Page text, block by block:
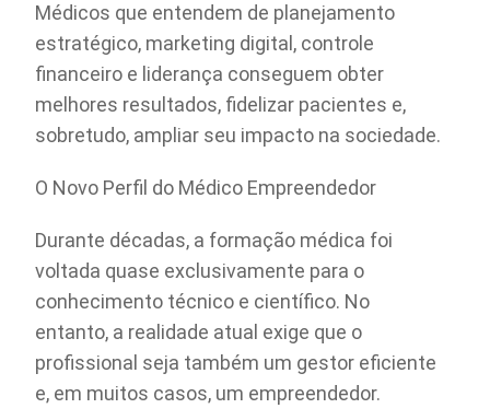
Médicos que entendem de planejamento
estratégico, marketing digital, controle
financeiro e liderança conseguem obter
melhores resultados, fidelizar pacientes e,
sobretudo, ampliar seu impacto na sociedade.
O Novo Perfil do Médico Empreendedor
Durante décadas, a formação médica foi
voltada quase exclusivamente para o
conhecimento técnico e científico. No
entanto, a realidade atual exige que o
profissional seja também um gestor eficiente
e, em muitos casos, um empreendedor.